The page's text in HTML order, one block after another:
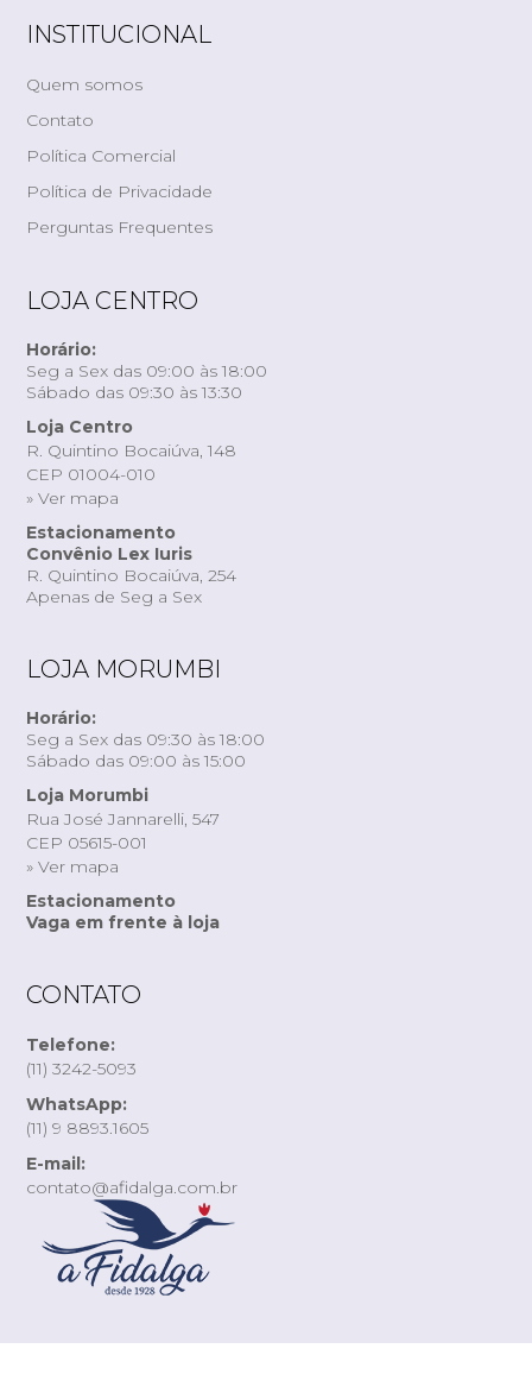
INSTITUCIONAL
Quem somos
Contato
Política Comercial
Política de Privacidade
Perguntas Frequentes
LOJA CENTRO
Horário:
Seg a Sex das 09:00 às 18:00
Sábado das 09:30 às 13:30
Loja Centro
R. Quintino Bocaiúva, 148
CEP 01004-010
» Ver mapa
Estacionamento
Convênio Lex Iuris
R. Quintino Bocaiúva, 254
Apenas de Seg a Sex
LOJA MORUMBI
Horário:
Seg a Sex das 09:30 às 18:00
Sábado das 09:00 às 15:00
Loja Morumbi
Rua José Jannarelli, 547
CEP 05615-001
» Ver mapa
Estacionamento
Vaga em frente à loja
CONTATO
Telefone:
(11) 3242-5093
WhatsApp:
(11) 9 8893.1605
E-mail:
contato@afidalga.com.br